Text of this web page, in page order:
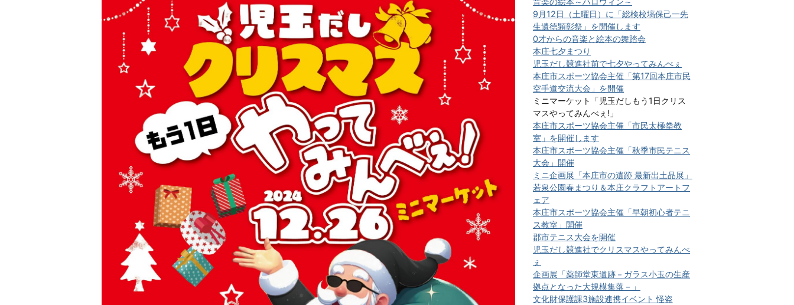
9月12日（土曜日）に「総検校塙保己一先
生遺徳顕彰祭」を開催します
0才からの音楽と絵本の舞踏会
本庄七夕まつり
児玉だし競進社前で七夕やってみんべぇ
本庄市スポーツ協会主催「第17回本庄市民
空手道交流大会」を開催
ミニマーケット「児玉だしもう1日クリス
マスやってみんべぇ!」
本庄市スポーツ協会主催「市民太極拳教
室」を開催します
本庄市スポーツ協会主催「秋季市民テニス
大会」開催
ミニ企画展「本庄市の遺跡 最新出土品展」
若泉公園春まつり＆本庄クラフトアートフ
ェア
本庄市スポーツ協会主催「早朝初心者テニ
ス教室」開催
郡市テニス大会を開催
児玉だし競進社でクリスマスやってみんべ
ぇ
企画展「薬師堂東遺跡－ガラス小玉の生産
拠点となった大規模集落－」
文化財保護課3施設連携イベント 怪盗